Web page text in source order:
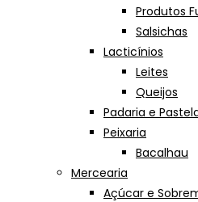
Produtos
Salsichas
Lacticínios
Leites
Queijos
Padaria e
Peixaria
Bacalhau
Mercearia
Açúcar e